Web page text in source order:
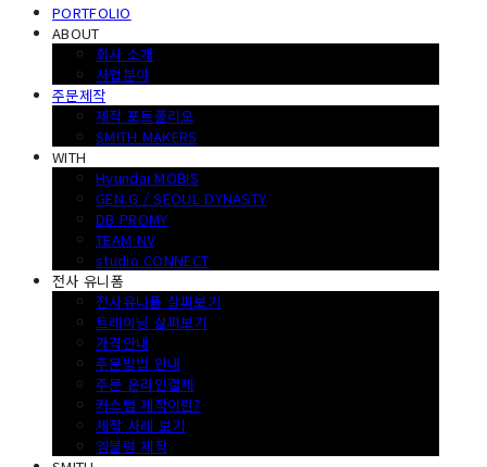
PORTFOLIO
ABOUT
회사 소개
사업분야
주문제작
제작 포트폴리오
SMITH MAKERS
WITH
Hyundai MOBIS
GEN.G / SEOUL DYNASTY
DB PROMY
TEAM NV
studio CONNECT
전사 유니폼
전사유니폼 살펴보기
트레이닝 살펴보기
가격안내
주문방법 안내
주문 온라인결제
커스텀 제작이란?
제작 사례 보기
엠블럼 제작